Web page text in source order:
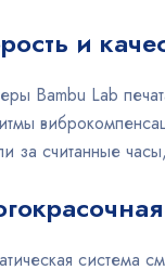
и
Bambu Lab
за считанные
система